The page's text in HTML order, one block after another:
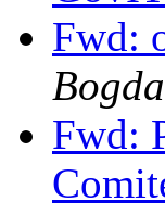
Fwd:
Fwd: